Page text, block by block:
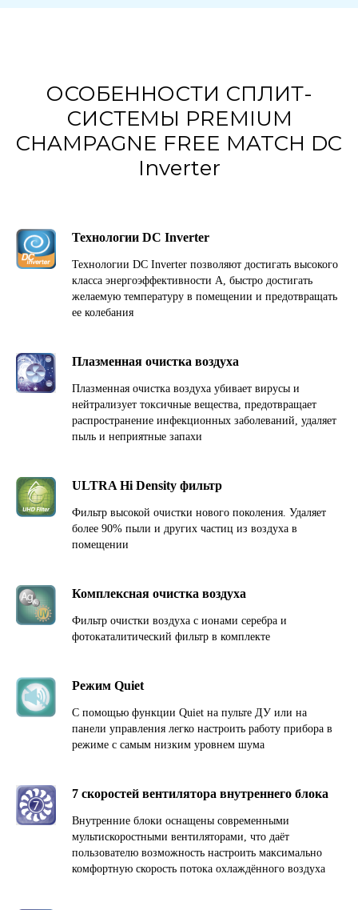
ОСОБЕННОСТИ СПЛИТ-
СИСТЕМЫ PREMIUM
CHAMPAGNE FREE MATCH DC
Inverter
Технологии DC Inverter
Технологии DC Inverter позволяют достигать высокого
класса энергоэффективности А, быстро достигать
желаемую температуру в помещении и предотвращать
ее колебания
Плазменная очистка воздуха
Плазменная очистка воздуха убивает вирусы и
нейтрализует токсичные вещества, предотвращает
распространение инфекционных заболеваний, удаляет
пыль и неприятные запахи
ULTRA Hi Density фильтр
Фильтр высокой очистки нового поколения. Удаляет
более 90% пыли и других частиц из воздуха в
помещении
Комплексная очистка воздуха
Фильтр очистки воздуха с ионами серебра и
фотокаталитический фильтр в комплекте
Режим Quiet
C помощью функции Quiet на пульте ДУ или на
панели управления легко настроить работу прибора в
режиме с самым низким уровнем шума
7 скоростей вентилятора внутреннего блока
Внутренние блоки оснащены современными
мультискоростными вентиляторами, что даёт
пользователю возможность настроить максимально
комфортную скорость потока охлаждённого воздуха